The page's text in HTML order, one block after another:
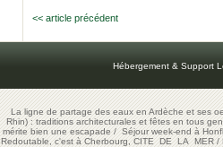
<< article précédent
Hébergement & Support
La ligne de partage des eaux en Ardèche et ses
Rhin) : traditions architecturales et fêtes en tous
mérite bien une escapade/Séjour week-end à
Redoutable, c'est à Cherbourg, CITE DE LA MER/